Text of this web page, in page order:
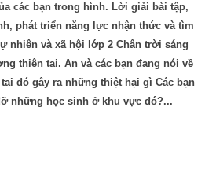
các bạn trong hình. Lời giải bài tập,
phát triển năng lực nhận thức và tìm
nhiên và xã hội lớp 2 Chân trời sáng
thiên tai. An và các bạn đang nói về
đó gây ra những thiệt hại gì Các bạn
những học sinh ở khu vực đó?...